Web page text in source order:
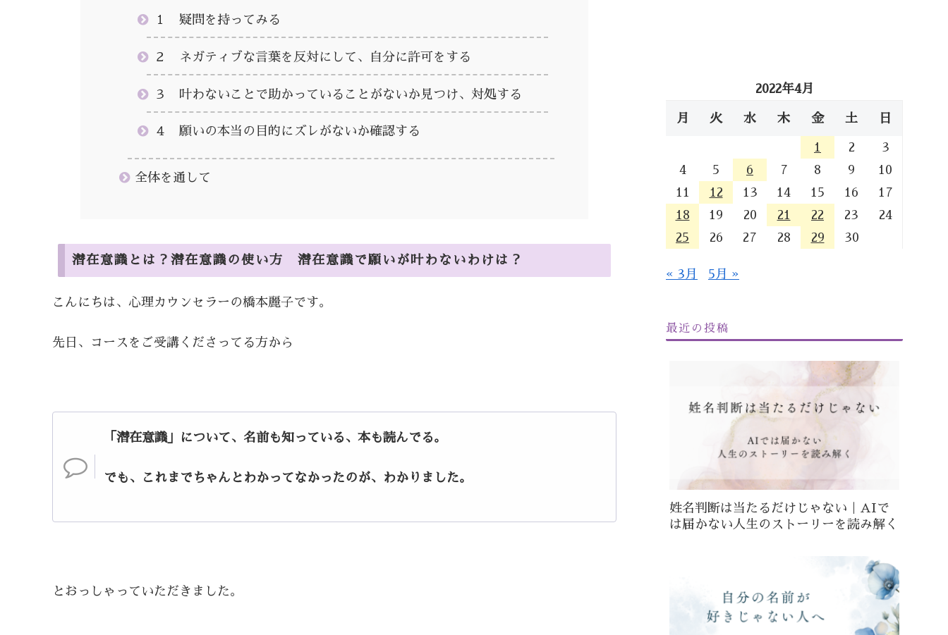
１ 疑問を持ってみる
２ ネガティブな言葉を反対にして、自分に許可をする
３ 叶わないことで助かっていることがないか見つけ、対処する
４ 願いの本当の目的にズレがないか確認する
全体を通して
潜在意識とは？潜在意識の使い方 潜在意識で願いが叶わないわけは？
こんにちは、心理カウンセラーの橋本麗子です。
先日、コースをご受講くださってる方から
「潜在意識」について、名前も知っている、本も読んでる。
でも、これまでちゃんとわかってなかったのが、わかりました。
とおっしゃっていただきました。
2022年4月
月 火 水 木 金 土 日
1 2
3
4
5 6 7 8 9
10
11
12 13 14 15 16
17
18
19 20 21 22 23
24
25
26 27 28 29 30
« 3月 5月 »
最近の投稿
姓名判断は当たるだけじゃない｜AIで
は届かない人生のストーリーを読み解く